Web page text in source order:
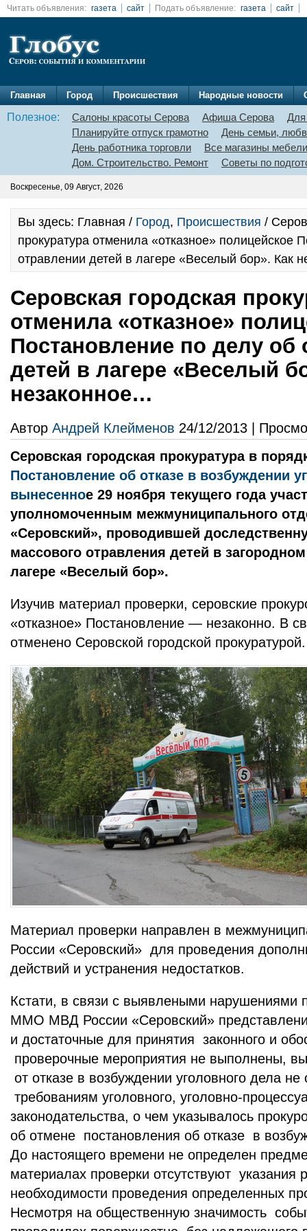
Читать объявления: газета сайт Подать объявление: газета сайт
Главная Город Происшествия Народные новости
Полезное: Салоны красоты Серова Афиша Серова
Для
Планируйте отпуск грамотно
День семьи,
День работника торговли
Все магазины мебели
Дом. Строительство. Ремонт
Советы по
Воскресенье, 09 Август, 2026
Вы здесь: Главная / Город, Происшествия /
прокуратура отменила «отказное» полицейское
отравлении детей в лагере «Веселый бор». Как
Серовская городская
отменила «отказное»
Постановление по делу об
детей в лагере «Веселый
незаконное…
Автор Андрей Клейменов 24/12/2013 |
Серовская городская прокуратура в
Постановление об отказе в возбуждении
вынесенное 29 ноября текущего года
уполномоченным межмуниципального
«Серовский», проводившей
массового отравления детей в
лагере «Веселый бор».
Изучив материал проверки, серовские
«отказное» Постановление — незаконно. В
отменено Серовской городской прокуратурой.
Материал проверки направлен в
России «Серовский» для проведения
действий и устранения недостатков.
Кстати, в связи с выявлеными нарушениями
ММО МВД России «Серовский»
и достаточные для принятия законного и
проверочные мероприятия не выполнены,
от отказе в возбуждении уголовного дела не
требованиям уголовного, уголовно-
законодательства, о чем указывалось
об отмене постановления об отказе в
До настоящего времени не определен
материалах проверки отсутствуют указания
необходимости проведения определенных
Несмотря на общественную значимость